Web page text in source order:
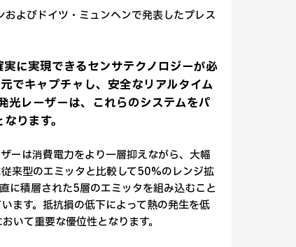
よびドイツ・ミュンヘンで発表したプレス
に実現できるセンサテクノロジーが必
でキャプチャし、安全なリアルタイム
光レーザーは、これらのシステムをパ
ります。
ーは消費電力をより一層抑えながら、大幅
来型のエミッタと比較して50%のレンジ拡
に積層された5層のエミッタを組み込むこと
ます。抵抗損の低下によって熱の発生を低
いて重要な優位性となります。